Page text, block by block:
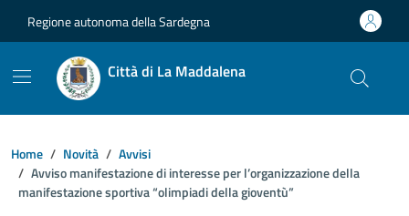
Regione autonoma della Sardegna
Città di La Maddalena
Home Novità
Avvisi
Avviso manifestazione di interesse per l’organizzazione della
manifestazione sportiva “olimpiadi della gioventù”